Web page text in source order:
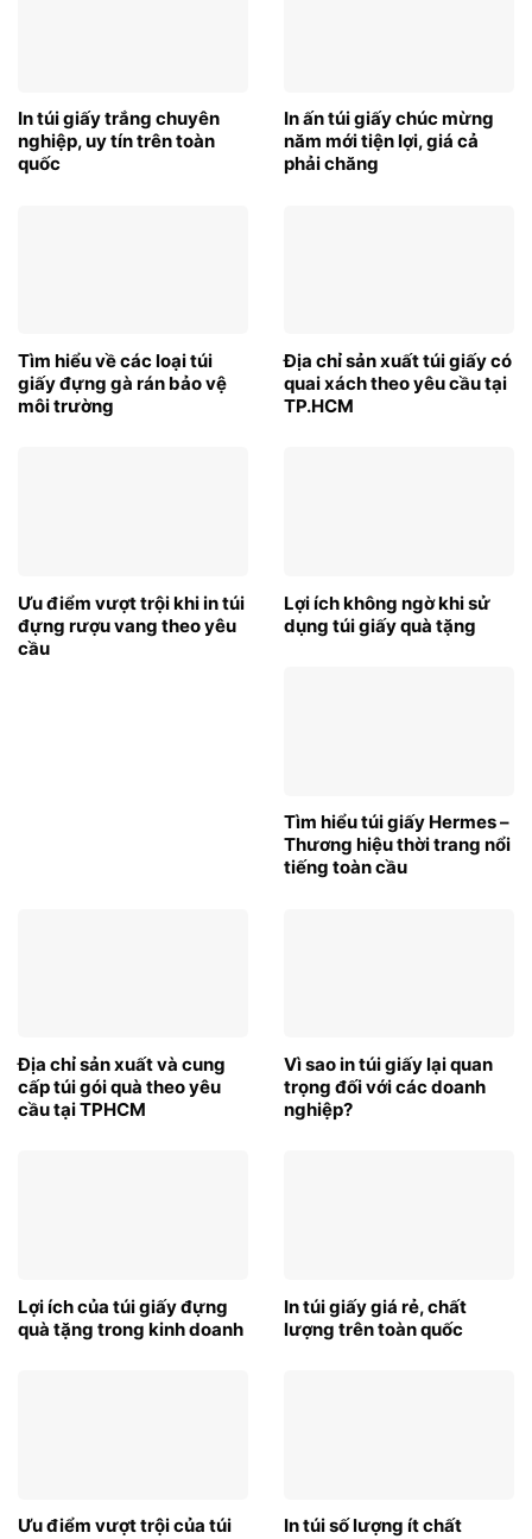
In túi giấy trắng chuyên
nghiệp, uy tín trên toàn
quốc
In ấn túi giấy chúc mừng
năm mới tiện lợi, giá cả
phải chăng
Tìm hiểu về các loại túi
giấy đựng gà rán bảo vệ
môi trường
Địa chỉ sản xuất túi giấy có
quai xách theo yêu cầu tại
TP.HCM
Ưu điểm vượt trội khi in túi
đựng rượu vang theo yêu
cầu
Lợi ích không ngờ khi sử
dụng túi giấy quà tặng
Tìm hiểu túi giấy Hermes –
Thương hiệu thời trang nổi
tiếng toàn cầu
Địa chỉ sản xuất và cung
cấp túi gói quà theo yêu
cầu tại TPHCM
Vì sao in túi giấy lại quan
trọng đối với các doanh
nghiệp?
Lợi ích của túi giấy đựng
quà tặng trong kinh doanh
In túi giấy giá rẻ, chất
lượng trên toàn quốc
Ưu điểm vượt trội của túi
In túi số lượng ít chất